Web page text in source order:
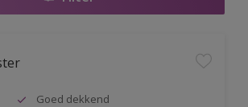
Goed dekkend